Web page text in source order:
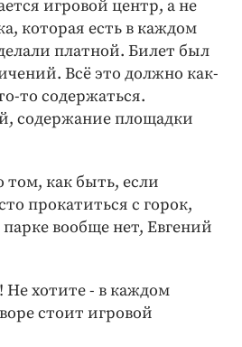
игровой центр, а не
которая есть в каждом
платной. Билет был
Всё это должно как-
то содержаться.
содержание площадки
том, как быть, если
прокатиться с горок,
вообще нет, Евгений
Не хотите - в каждом
стоит игровой